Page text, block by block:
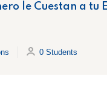
le Cuestan a tu
Ante el SAT
0 Students